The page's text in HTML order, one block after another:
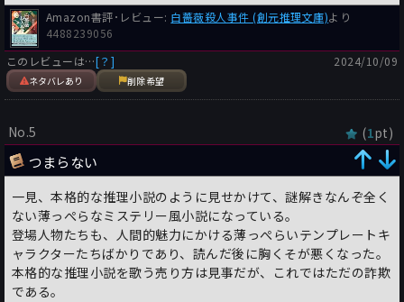
Amazon書評･レビュー: 白薔薇殺人事件 (創元推理文庫)より
4488239056
このレビューは…[？]
ネタバレあり 削除希望
2024/10/09
No.5 (1pt)
つまらない
一見、本格的な推理小説のように見せかけて、謎解きなんぞ全く
ない薄っぺらなミステリー風小説になっている。
登場人物たちも、人間的魅力にかける薄っぺらいテンプレートキ
ャラクターたちばかりであり、読んだ後に胸くそが悪くなった。
本格的な推理小説を歌う売り方は見事だが、これではただの詐欺
である。